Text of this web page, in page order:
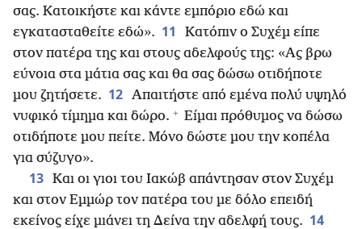
σας. Κατοικήστε και κάντε εμπόριο εδώ και
εγκατασταθείτε εδώ». 11
Κατόπιν ο Συχέμ είπε
στον πατέρα της και στους αδελφούς της: «Ας βρω
εύνοια στα μάτια σας και θα σας δώσω οτιδήποτε
μου ζητήσετε. 12 Απαιτήστε από εμένα πολύ υψηλό
νυφικό τίμημα και δώρο. + Είμαι πρόθυμος να δώσω
οτιδήποτε μου πείτε. Μόνο δώστε μου την κοπέλα
για σύζυγο».
13 Και οι γιοι του Ιακώβ απάντησαν στον Συχέμ
και στον Εμμώρ τον πατέρα του με δόλο επειδή
εκείνος είχε μιάνει τη Δείνα την αδελφή τους. 14